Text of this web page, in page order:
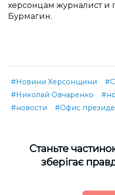
херсонцам журналист и
Бурмагин.
#Новини Херсонщини
#Николай Овчаренко
#новости
#Офис
Cтаньте
зберігає